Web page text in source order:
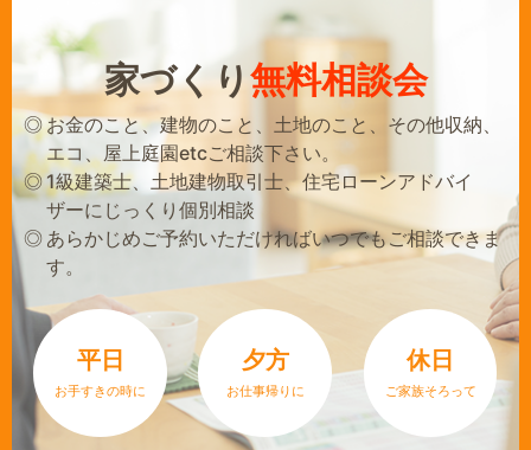
家づくり無料相談会
お金のこと、建物のこと、土地のこと、その他収納、
エコ、屋上庭園etcご相談下さい。
1級建築士、土地建物取引士、住宅ローンアドバイ
ザーにじっくり個別相談
あらかじめご予約いただければいつでもご相談できま
す。
平日
お手すきの時に
夕方
お仕事帰りに
休日
ご家族そろって